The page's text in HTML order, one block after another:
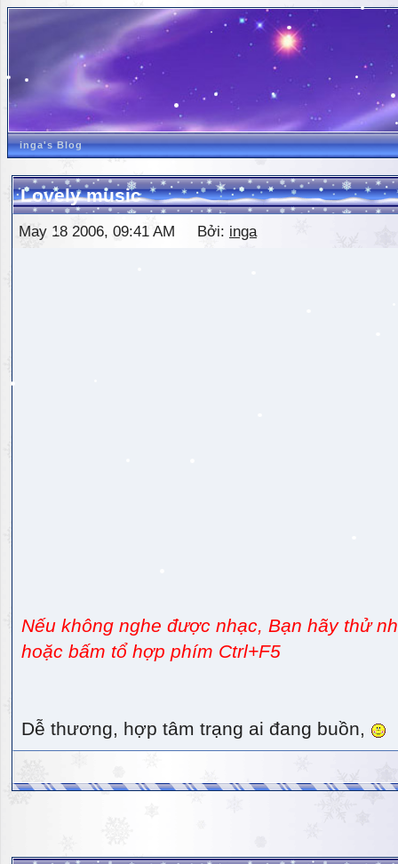
inga's Blog
Lovely music
May 18 2006, 09:41 AM Bởi: inga
Nếu không nghe được nhạc, Bạn hãy thử
hoặc bấm tổ hợp phím Ctrl+F5
Dễ thương, hợp tâm trạng ai đang buồn,